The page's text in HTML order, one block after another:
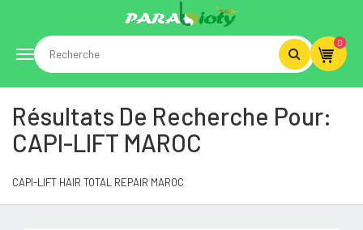
Toggle
navigation
0
Résultats De Recherche Pour:
CAPI-LIFT MAROC
CAPI-LIFT HAIR TOTAL REPAIR MAROC